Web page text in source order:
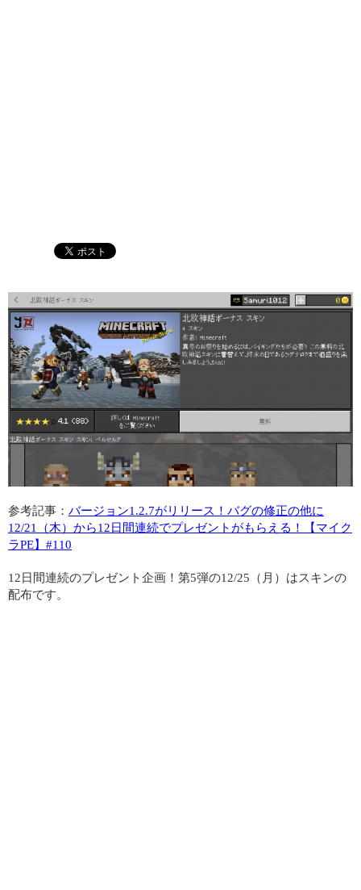
参考記事： バージョン1.2.7がリリース！バグの修正の他に
12/21（木）から12日間連続でプレゼントがもらえる！【マイク
ラPE】#110
12日間連続のプレゼント企画！第5弾の12/25（月）はスキンの
配布です。